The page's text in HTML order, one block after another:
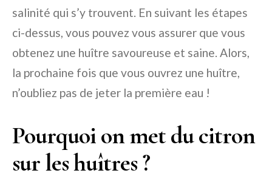
salinité qui s’y trouvent. En suivant les étapes
ci-dessus, vous pouvez vous assurer que vous
obtenez une huître savoureuse et saine. Alors,
la prochaine fois que vous ouvrez une huître,
n’oubliez pas de jeter la première eau !
Pourquoi on met du citron
sur les huîtres ?